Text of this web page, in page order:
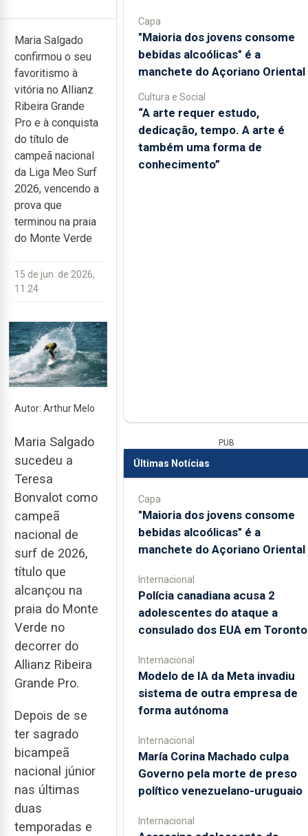
Maria Salgado
confirmou o seu
favoritismo à
vitória no Allianz
Ribeira Grande
Pro e à conquista
do título de
campeã nacional
da Liga Meo Surf
2026, vencendo a
prova que
terminou na praia
do Monte Verde
15 de jun. de 2026,
11:24
Autor: Arthur Melo
Maria Salgado
sucedeu a
Teresa
Bonvalot como
campeã
nacional de
surf de 2026,
título que
alcançou na
praia do Monte
Verde no
decorrer do
Allianz Ribeira
Grande Pro.
Depois de se
ter sagrado
bicampeã
nacional júnior
nas últimas
duas
temporadas e
Capa
"Maioria dos jovens consome
bebidas alcoólicas" é a
manchete do Açoriano Oriental
Cultura e Social
“A arte requer estudo,
dedicação, tempo. A arte é
também uma forma de
conhecimento”
PUB
Últimas Notícias
Capa
"Maioria dos jovens consome
bebidas alcoólicas" é a
manchete do Açoriano Oriental
Internacional
Polícia canadiana acusa 2
adolescentes do ataque a
consulado dos EUA em Toronto
Internacional
Modelo de IA da Meta invadiu
sistema de outra empresa de
forma autónoma
Internacional
María Corina Machado culpa
Governo pela morte de preso
político venezuelano-uruguaio
Internacional